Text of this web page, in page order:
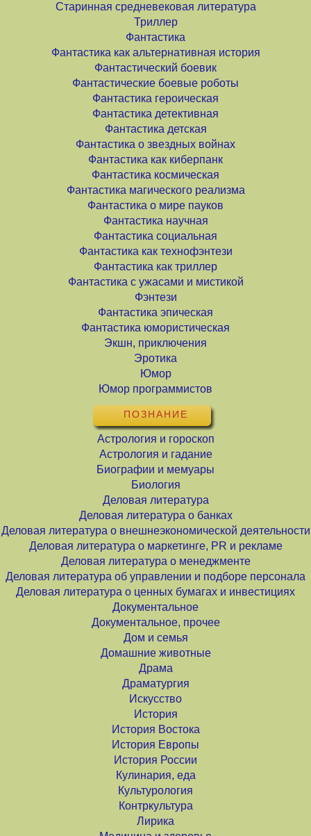
Старинная средневековая литература
Триллер
Фантастика
Фантастика как альтернативная история
Фантастический боевик
Фантастические боевые роботы
Фантастика героическая
Фантастика детективная
Фантастика детская
Фантастика о звездных войнах
Фантастика как киберпанк
Фантастика космическая
Фантастика магического реализма
Фантастика о мире пауков
Фантастика научная
Фантастика социальная
Фантастика как технофэнтези
Фантастика как триллер
Фантастика с ужасами и мистикой
Фэнтези
Фантастика эпическая
Фантастика юмористическая
Экшн, приключения
Эротика
Юмор
Юмор программистов
ПОЗНАНИЕ
Астрология и гороскоп
Астрология и гадание
Биографии и мемуары
Биология
Деловая литература
Деловая литература о банках
Деловая литература о внешнеэкономической деятельности
Деловая литература о маркетинге, PR и рекламе
Деловая литература о менеджменте
Деловая литература об управлении и подборе персонала
Деловая литература о ценных бумагах и инвестициях
Документальное
Документальное, прочее
Дом и семья
Домашние животные
Драма
Драматургия
Искусство
История
История Востока
История Европы
История России
Кулинария, еда
Культурология
Контркультура
Лирика